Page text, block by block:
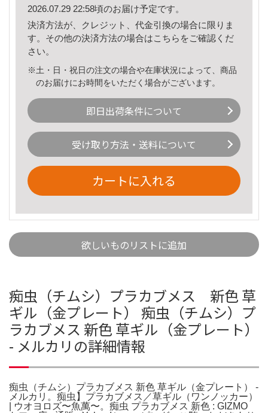
2026.07.29 22:58頃のお届け予定です。
決済方法が、クレジット、代金引換の場合に限りま
す。その他の決済方法の場合はこちら をご確認くだ
さい。
※土・日・祝日の注文の場合や在庫状況によって、商品
のお届けにお時間をいただく場合がございます。
即日出荷条件について
受け取り方法・送料について
カートに入れる
欲しいものリストに追加
痴虫（チムシ）プラカブメス 新色 草
ギル（金プレート） 痴虫（チムシ）プ
ラカブメス 新色 草ギル（金プレート）
- メルカリの詳細情報
痴虫（チムシ）プラカブメス 新色 草ギル（金プレート） -
メルカリ。痴虫】プラカブメス／草ギル（ワンノッカー）
| ウオヨロズ〜魚萬〜。痴虫 プラカブメス 新色 : GIZMO